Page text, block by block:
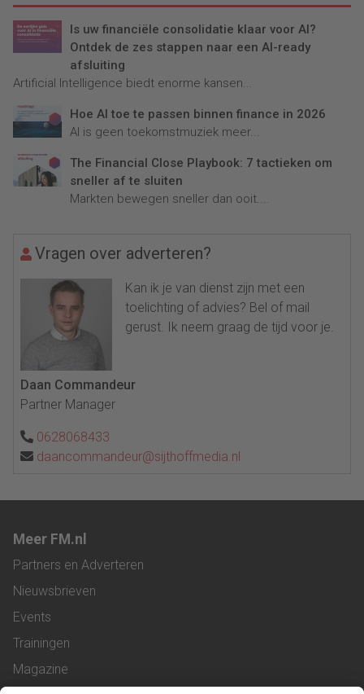
Is uw financiële consolidatie klaar voor AI?
Ontdek de zes stappen naar een AI-ready
afsluiting
Artificial Intelligence biedt enorme kansen...
Hoe AI toe te passen binnen finance in 2026
AI is geen toekomstmuziek meer...
The Financial Close Playbook: 7 tactieken om
sneller af te sluiten
Markten bewegen sneller dan ooit....
Vragen over adverteren?
Kan ik je van dienst zijn met een
toelichting of advies? Bel of mail
gerust. Ik neem graag de tijd voor je.
Daan Commandeur
Partner Manager
0628068433
daancommandeur@sijthoffmedia.nl
Meer FM.nl
Partners en Adverteren
Nieuwsbrieven
Events
Trainingen
Magazine